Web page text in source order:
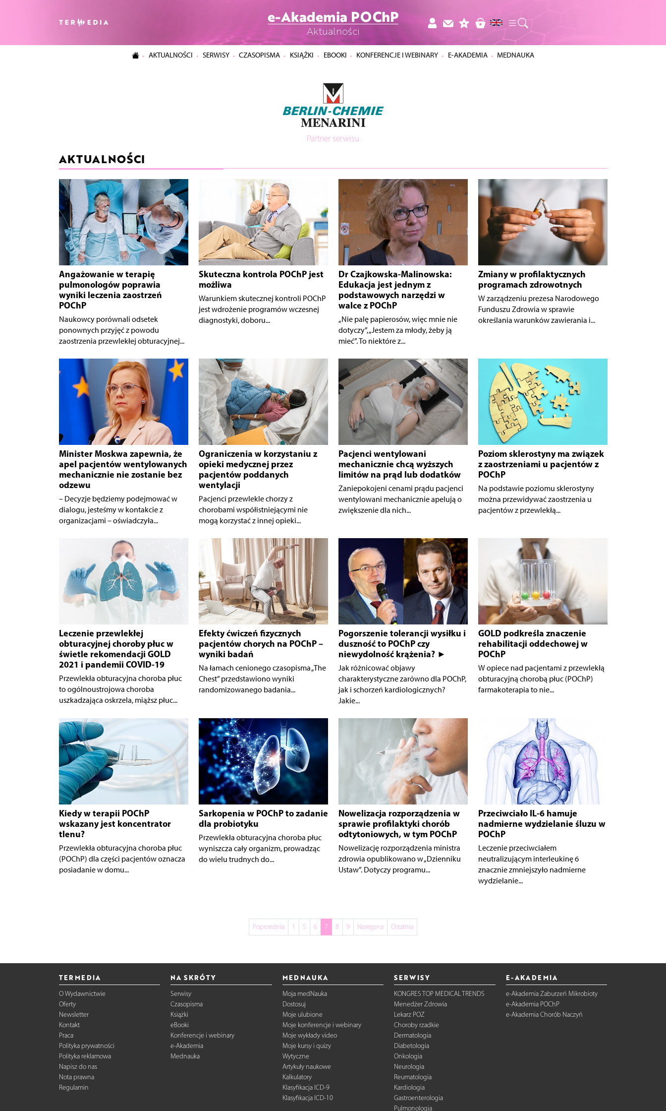
e-Akademia POChP
Aktualności
AKTUALNOŚCI SERWISY CZASOPISMA KSIĄŻKI EBOOKI KONFERENCJE I WEBINARY E-AKADEMIA MEDNAUKA
Partner serwisu
AKTUALNOŚCI
Angażowanie w terapię
pulmonologów poprawia
wyniki leczenia zaostrzeń
POChP
Naukowcy porównali odsetek
ponownych przyjęć z powodu
zaostrzenia przewlekłej obturacyjnej...
Skuteczna kontrola POChP jest
możliwa
Warunkiem skutecznej kontroli POChP
jest wdrożenie programów wczesnej
diagnostyki, doboru...
Dr Czajkowska-Malinowska:
Edukacja jest jednym z
podstawowych narzędzi w
walce z POChP
„Nie palę papierosów, więc mnie nie
dotyczy”, „Jestem za młody, żeby ją
mieć”. To niektóre z...
Zmiany w profilaktycznych
programach zdrowotnych
W zarządzeniu prezesa Narodowego
Funduszu Zdrowia w sprawie
określania warunków zawierania i...
Minister Moskwa zapewnia, że
apel pacjentów wentylowanych
mechanicznie nie zostanie bez
odzewu
– Decyzje będziemy podejmować w
dialogu, jesteśmy w kontakcie z
organizacjami – oświadczyła...
Ograniczenia w korzystaniu z
opieki medycznej przez
pacjentów poddanych
wentylacji
Pacjenci przewlekle chorzy z
chorobami współistniejącymi nie
mogą korzystać z innej opieki...
Pacjenci wentylowani
mechanicznie chcą wyższych
limitów na prąd lub dodatków
Zaniepokojeni cenami prądu pacjenci
wentylowani mechanicznie apelują o
zwiększenie dla nich...
Poziom sklerostyny ma związek
z zaostrzeniami u pacjentów z
POChP
Na podstawie poziomu sklerostyny
można przewidywać zaostrzenia u
pacjentów z przewlekłą...
Leczenie przewlekłej
obturacyjnej choroby płuc w
świetle rekomendacji GOLD
2021 i pandemii COVID-19
Przewlekła obturacyjna choroba płuc
to ogólnoustrojowa choroba
uszkadzająca oskrzela, miąższ płuc...
Efekty ćwiczeń fizycznych
pacjentów chorych na POChP –
wyniki badań
Na łamach cenionego czasopisma „The
Chest” przedstawiono wyniki
randomizowanego badania...
Pogorszenie tolerancji wysiłku i
duszność to POChP czy
niewydolność krążenia? ►
Jak różnicować objawy
charakterystyczne zarówno dla POChP,
jak i schorzeń kardiologicznych?
Jakie...
GOLD podkreśla znaczenie
rehabilitacji oddechowej w
POChP
W opiece nad pacjentami z przewlekłą
obturacyjną chorobą płuc (POChP)
farmakoterapia to nie...
Kiedy w terapii POChP
wskazany jest koncentrator
tlenu?
Przewlekła obturacyjna choroba płuc
(POChP) dla części pacjentów oznacza
posiadanie w domu...
Sarkopenia w POChP to zadanie
dla probiotyku
Przewlekła obturacyjna choroba płuc
wyniszcza cały organizm, prowadząc
do wielu trudnych do...
Nowelizacja rozporządzenia w
sprawie profilaktyki chorób
odtytoniowych, w tym POChP
Nowelizację rozporządzenia ministra
zdrowia opublikowano w „Dzienniku
Ustaw”. Dotyczy programu...
Przeciwciało IL-6 hamuje
nadmierne wydzielanie śluzu w
POChP
Leczenie przeciwciałem
neutralizującym interleukinę 6
znacznie zmniejszyło nadmierne
wydzielanie...
Poprzednia 1 5 6 7 8 9 Następna Ostatnia
TERMEDIA
O Wydawnictwie
Oferty
Newsletter
Kontakt
Praca
Polityka prywatności
Polityka reklamowa
Napisz do nas
Nota prawna
Regulamin
NA SKRÓTY
Serwisy
Czasopisma
Książki
eBooki
Konferencje i webinary
e-Akademia
Mednauka
MEDNAUKA
Moja medNauka
Dostosuj
Moje ulubione
Moje konferencje i webinary
Moje wykłady video
Moje kursy i quizy
Wytyczne
Artykuły naukowe
Kalkulatory
Klasyfikacja ICD-9
Klasyfikacja ICD-10
SERWISY
KONGRES TOP MEDICAL TRENDS
Menedżer Zdrowia
Lekarz POZ
Choroby rzadkie
Dermatologia
Diabetologia
Onkologia
Neurologia
Reumatologia
Kardiologia
Gastroenterologia
Pulmonologia
E-AKADEMIA
e-Akademia Zaburzeń Mikrobioty
e-Akademia POChP
e-Akademia Chorób Naczyń